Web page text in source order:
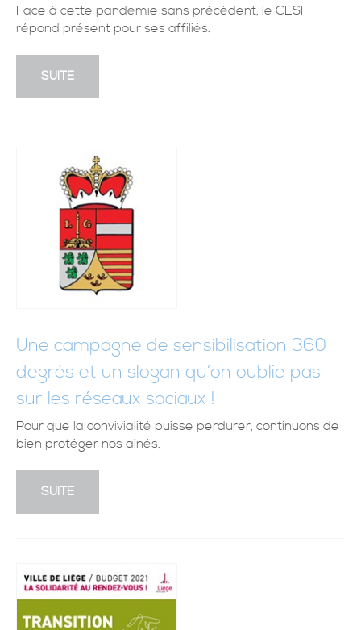
Face à cette pandémie sans précédent, le CESI
répond présent pour ses affiliés.
SUITE
Une campagne de sensibilisation 360
degrés et un slogan qu’on oublie pas
sur les réseaux sociaux !
Pour que la convivialité puisse perdurer, continuons de
bien protéger nos aînés.
SUITE